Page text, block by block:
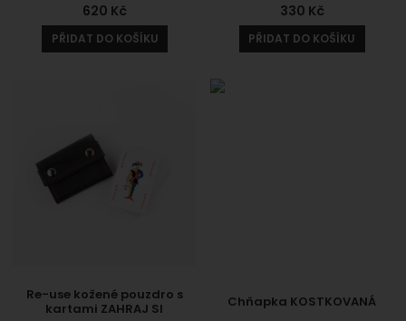
620 Kč
PŘIDAT DO KOŠÍKU
330 Kč
PŘIDAT DO KOŠÍKU
Re-use kožené pouzdro s
kartami ZAHRAJ SI
Chňapka KOSTKOVANÁ